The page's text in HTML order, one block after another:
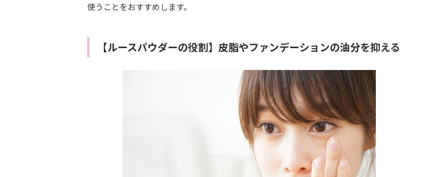
使うことをおすすめします。
【ルースパウダーの役割】皮脂やファンデーションの油分を抑える